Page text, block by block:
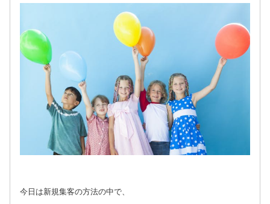
今日は新規集客の方法の中で、